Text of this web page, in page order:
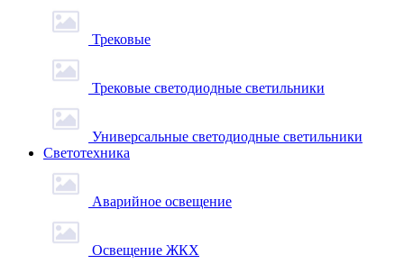
Трековые
Трековые светодиодные светильники
Универсальные светодиодные светильники
Светотехника
Аварийное освещение
Освещение ЖКХ